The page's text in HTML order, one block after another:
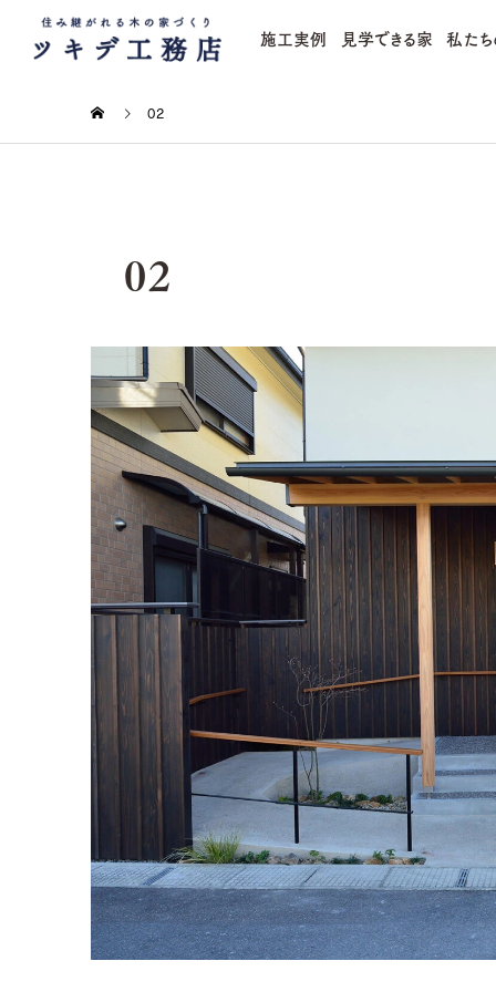
施工実例 見学できる家 私たち
02
02